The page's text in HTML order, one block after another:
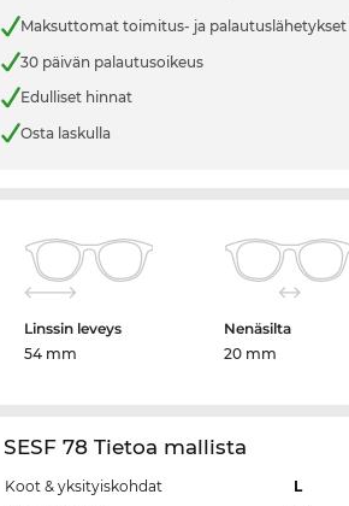
Maksuttomat toimitus- ja palautuslähetykset
30 päivän palautusoikeus
Edulliset hinnat
Osta laskulla
Linssin leveys
54 mm
Nenäsilta
20 mm
SESF 78 Tietoa mallista
Koot & yksityiskohdat
L